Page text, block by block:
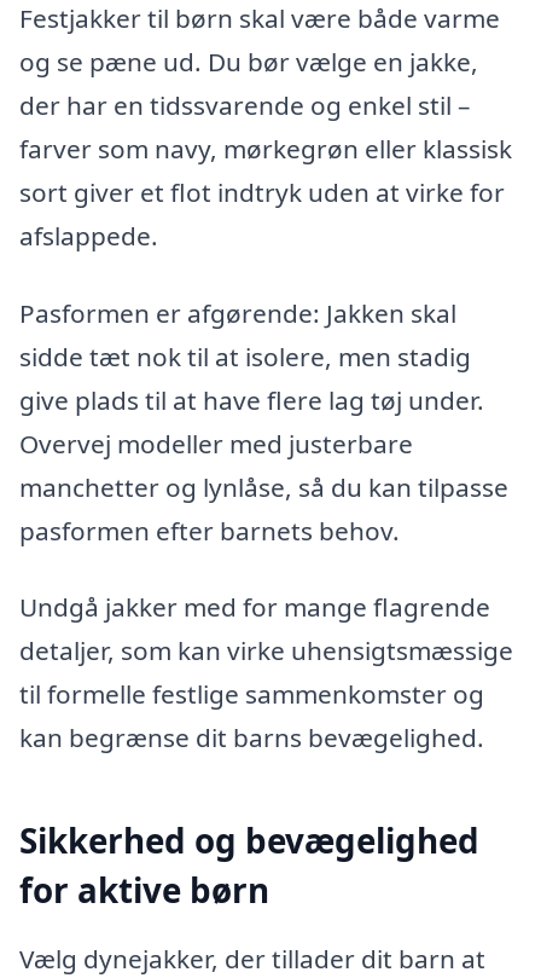
Festjakker til børn skal være både varme
og se pæne ud. Du bør vælge en jakke,
der har en tidssvarende og enkel stil –
farver som navy, mørkegrøn eller klassisk
sort giver et flot indtryk uden at virke for
afslappede.
Pasformen er afgørende: Jakken skal
sidde tæt nok til at isolere, men stadig
give plads til at have flere lag tøj under.
Overvej modeller med justerbare
manchetter og lynlåse, så du kan tilpasse
pasformen efter barnets behov.
Undgå jakker med for mange flagrende
detaljer, som kan virke uhensigtsmæssige
til formelle festlige sammenkomster og
kan begrænse dit barns bevægelighed.
Sikkerhed og bevægelighed
for aktive børn
Vælg dynejakker, der tillader dit barn at